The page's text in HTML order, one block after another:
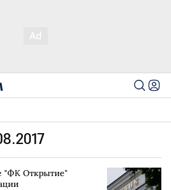
"ФК Открытие"